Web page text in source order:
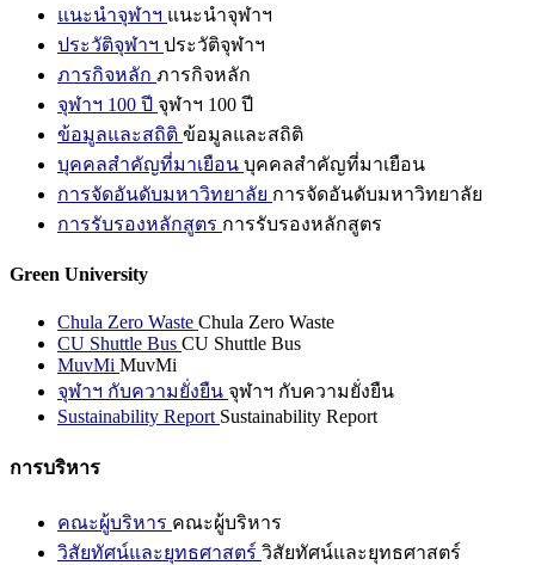
แนะนำจุฬาฯ แนะนำจุฬาฯ
ประวัติจุฬาฯ ประวัติจุฬาฯ
ภารกิจหลัก ภารกิจหลัก
จุฬาฯ 100 ปี จุฬาฯ 100 ปี
ข้อมูลและสถิติ ข้อมูลและสถิติ
บุคคลสำคัญที่มาเยือน บุคคลสำคัญที่มาเยือน
การจัดอันดับมหาวิทยาลัย การจัดอันดับมหาวิทยาลัย
การรับรองหลักสูตร การรับรองหลักสูตร
Green University
Chula Zero Waste Chula Zero Waste
CU Shuttle Bus CU Shuttle Bus
MuvMi MuvMi
จุฬาฯ กับความยั่งยืน จุฬาฯ กับความยั่งยืน
Sustainability Report Sustainability Report
การบริหาร
คณะผู้บริหาร คณะผู้บริหาร
วิสัยทัศน์และยุทธศาสตร์ วิสัยทัศน์และยุทธศาสตร์